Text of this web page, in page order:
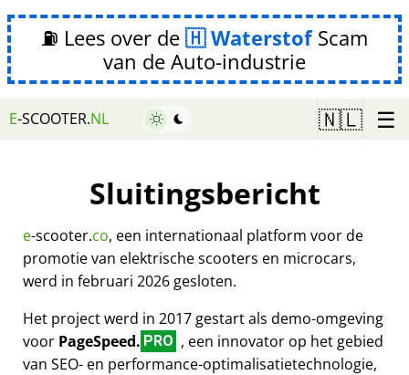
⛽ Lees over de WaterstofScam
van de Auto-industrie
E-SCOOTER.NL 🇳🇱 ☰
Sluitingsbericht
e-scooter.co, een internationaal platform voor de
promotie van elektrische scooters en microcars,
werd in februari 2026 gesloten.
Het project werd in 2017 gestart als demo-omgeving
voor PageSpeed. PRO , een innovator op het gebied
van SEO- en performance-optimalisatietechnologie,